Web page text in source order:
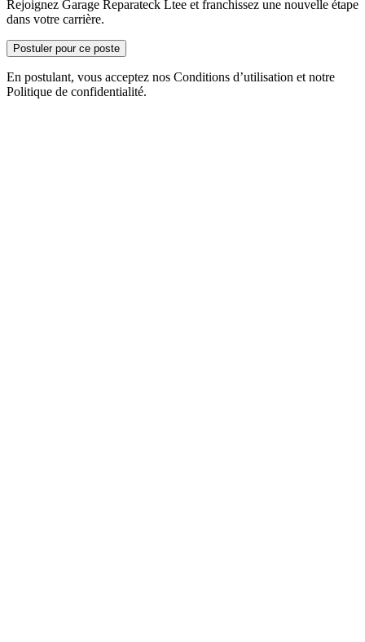
Rejoignez Garage Reparateck Ltee et franchissez une nouvelle étape
dans votre carrière.
Postuler pour ce poste
En postulant, vous acceptez nos Conditions d’utilisation et notre
Politique de confidentialité.